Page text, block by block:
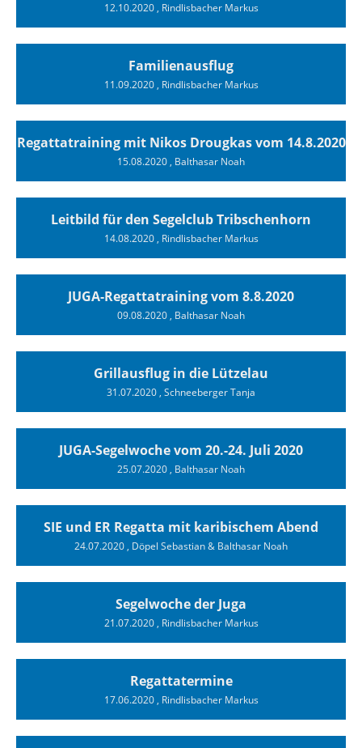
12.10.2020, Rindlisbacher Markus
Familienausflug
11.09.2020, Rindlisbacher Markus
Regattatraining mit Nikos Drougkas vom 14.8.2020
15.08.2020, Balthasar Noah
Leitbild für den Segelclub Tribschenhorn
14.08.2020, Rindlisbacher Markus
JUGA-Regattatraining vom 8.8.2020
09.08.2020, Balthasar Noah
Grillausflug in die Lützelau
31.07.2020, Schneeberger Tanja
JUGA-Segelwoche vom 20.-24. Juli 2020
25.07.2020, Balthasar Noah
SIE und ER Regatta mit karibischem Abend
24.07.2020, Döpel Sebastian & Balthasar Noah
Segelwoche der Juga
21.07.2020, Rindlisbacher Markus
Regattatermine
17.06.2020, Rindlisbacher Markus